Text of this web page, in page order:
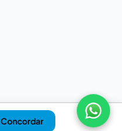
Concordar